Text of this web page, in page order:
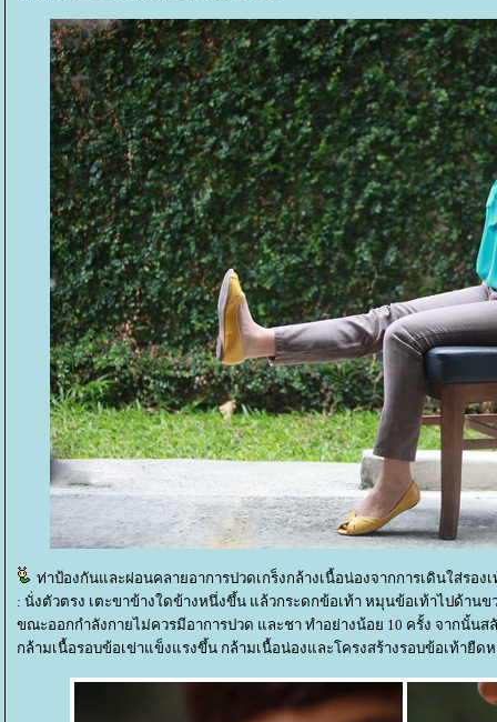
ท่าป้องกันและผ่อนคลายอาการปวดเกร็งกล้างเนื้อน่องจากการเดินใส่รอง
: นั่งตัวตรง เตะขาข้างใดข้างหนึ่งขึ้น แล้วกระดกข้อเท้า หมุนข้อเท้าไปด้านข
ขณะออกกำลังกายไม่ควรมีอาการปวด และชา ทำอย่างน้อย 10 ครั้ง จากนั้นส
กล้ามเนื้อรอบข้อเข่าแข็งแรงขึ้น กล้ามเนื้อน่องและโครงสร้างรอบข้อเท้ายืด